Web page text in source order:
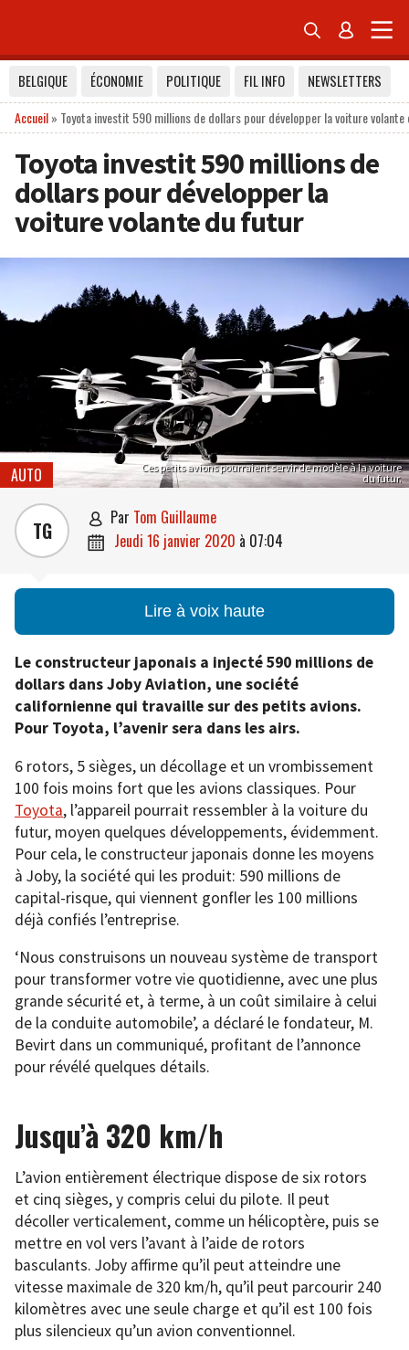
 
BELGIQUE ÉCONOMIE POLITIQUE FIL INFO
NEWSLETTERS
Accueil» Toyota investit 590 millions de dollars pour développer la voiture
Toyota investit 590 millions de
dollars pour développer la
voiture volante du futur
Ces petits avions pourraient servir de modèle à la voiture
du futur.
AUTO
TG  par Tom Guillaume
 jeudi 16 janvier 2020 à 07:04
Lire à voix haute
Le constructeur japonais a injecté 590 millions de
dollars dans Joby Aviation, une société
californienne qui travaille sur des petits avions.
Pour Toyota, l’avenir sera dans les airs.
6 rotors, 5 sièges, un décollage et un vrombissement
100 fois moins fort que les avions classiques. Pour
Toyota, l’appareil pourrait ressembler à la voiture du
futur, moyen quelques développements, évidemment.
Pour cela, le constructeur japonais donne les moyens
à Joby, la société qui les produit: 590 millions de
capital-risque, qui viennent gonfler les 100 millions
déjà confiés l’entreprise.
‘Nous construisons un nouveau système de transport
pour transformer votre vie quotidienne, avec une plus
grande sécurité et, à terme, à un coût similaire à celui
de la conduite automobile’, a déclaré le fondateur, M.
Bevirt dans un communiqué, profitant de l’annonce
pour révélé quelques détails.
Jusqu’à 320 km/h
L’avion entièrement électrique dispose de six rotors
et cinq sièges, y compris celui du pilote. Il peut
décoller verticalement, comme un hélicoptère, puis se
mettre en vol vers l’avant à l’aide de rotors
basculants. Joby affirme qu’il peut atteindre une
vitesse maximale de 320 km/h, qu’il peut parcourir 240
kilomètres avec une seule charge et qu’il est 100 fois
plus silencieux qu’un avion conventionnel.